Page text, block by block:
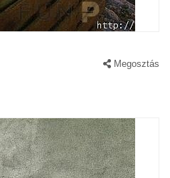
Megosztás